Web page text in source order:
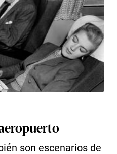
son escenarios de